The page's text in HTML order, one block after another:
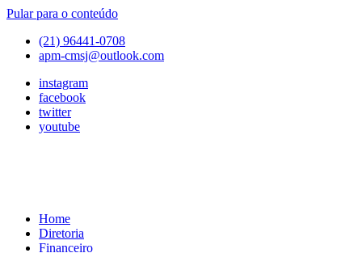
Pular para o conteúdo
(21) 96441-0708
apm-cmsj@outlook.com
instagram
facebook
twitter
youtube
APM
Associação
Home
Diretoria
Financeiro